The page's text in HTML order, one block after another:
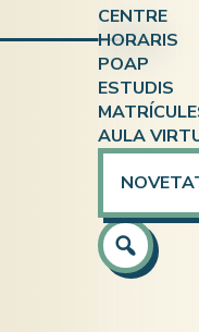
CENTRE
Qui som?
On som?
Calendari
Atenció
Equip
HORARIS
Atenció
ESPA
Català
POAP
ESTUDIS
ESPA i
AULA